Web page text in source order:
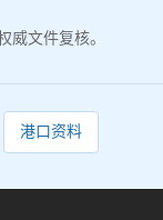
威文件复核。
港口资料